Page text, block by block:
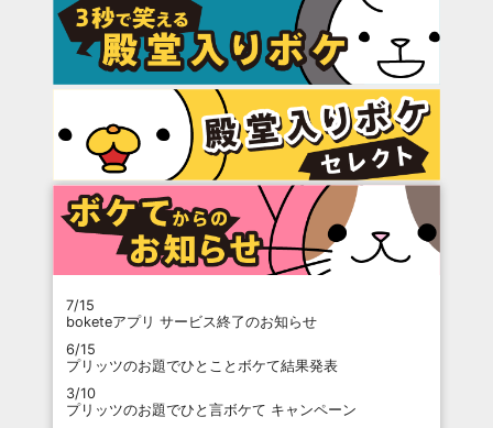
7/15
boketeアプリ サービス終了のお知らせ
6/15
プリッツのお題でひとことボケて結果発表
3/10
プリッツのお題でひと言ボケて キャンペーン